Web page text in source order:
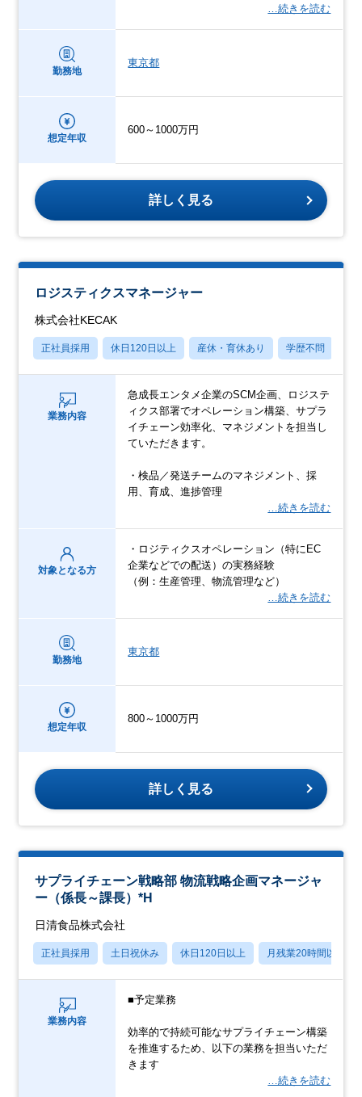
…続きを読む
勤務地
東京都
想定年収
600～1000万円
詳しく見る
ロジスティクスマネージャー
株式会社KECAK
正社員採用 休日120日以上 産休・育休あり 学歴不問
業務内容
急成長エンタメ企業のSCM企画、ロジステ
ィクス部署でオペレーション構築、サプラ
イチェーン効率化、マネジメントを担当し
ていただきます。
・検品／発送チームのマネジメント、採
用、育成、進捗管理
…続きを読む
対象となる方
・ロジティクスオペレーション（特にEC
企業などでの配送）の実務経験
（例：生産管理、物流管理など）
…続きを読む
勤務地
東京都
想定年収
800～1000万円
詳しく見る
サプライチェーン戦略部 物流戦略企画マネージャ
ー（係長～課長）*H
日清食品株式会社
正社員採用 土日祝休み 休日120日以上 月残業20時間以内
業務内容
■予定業務
効率的で持続可能なサプライチェーン構築
を推進するため、以下の業務を担当いただ
きます
…続きを読む